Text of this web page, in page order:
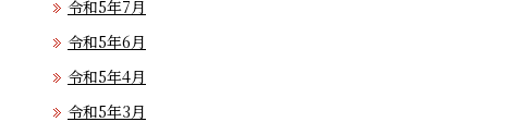
令和5年7月
令和5年6月
令和5年4月
令和5年3月